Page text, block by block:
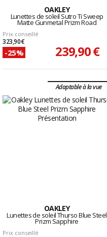
OAKLEY
Lunettes de soleil Sutro Ti Sweep
Matte Gunmetal Prizm Road
Prix conseillé
323,90 €
-25% 239,90 €
Adaptable à la vue
OAKLEY
Lunettes de soleil Thurso Blue Steel
Prizm Sapphire
Prix conseillé